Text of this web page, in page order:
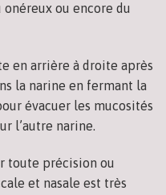
ou encore du
en arrière à droite après
la narine en fermant la
évacuer les mucosités
l’autre narine.
toute précision ou
et nasale est très